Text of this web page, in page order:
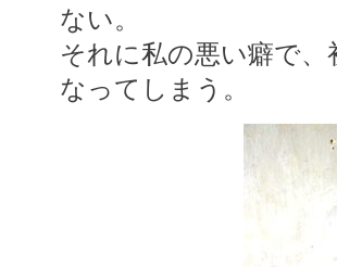
ない。
それに私の悪い癖で
なってしまう。